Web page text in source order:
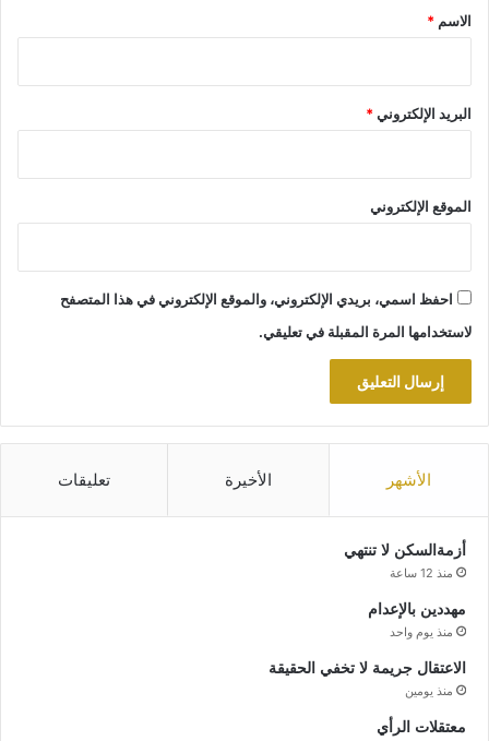
*
الاسم *
البريد الإلكتروني*
الموقع الإلكتروني
احفظ اسمي، بريدي الإلكتروني، والموقع الإلكتروني في هذا المتصفح
لاستخدامها المرة المقبلة في تعليقي.
الأشهر الأخيرة تعليقات
أزمةالسكن لا تنتهي
منذ 12 ساعة
مهددين بالإعدام
منذ يوم واحد
الاعتقال جريمة لا تخفي الحقيقة
منذ يومين
معتقلات الرأي